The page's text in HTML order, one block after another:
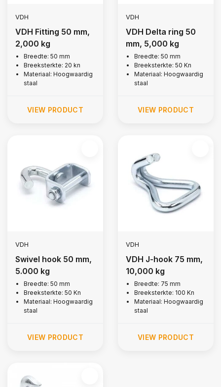
VDH
VDH Fitting 50 mm,
2,000 kg
Breedte: 50 mm
Breeksterkte: 20 kn
Materiaal: Hoogwaardig
staal
VIEW PRODUCT
VDH
VDH Delta ring 50
mm, 5,000 kg
Breedte: 50 mm
Breeksterkte: 50 Kn
Materiaal: Hoogwaardig
staal
VIEW PRODUCT
VDH
Swivel hook 50 mm,
5.000 kg
Breedte: 50 mm
Breeksterkte: 50 Kn
Materiaal: Hoogwaardig
staal
VIEW PRODUCT
VDH
VDH J-hook 75 mm,
10,000 kg
Breedte: 75 mm
Breeksterkte: 100 Kn
Materiaal: Hoogwaardig
staal
VIEW PRODUCT